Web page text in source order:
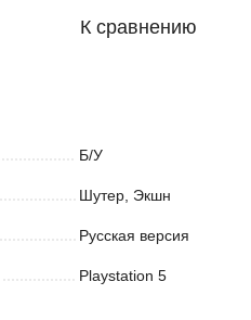
К сравнению
Б/У
Шутер, Экшн
Русская версия
Playstation 5